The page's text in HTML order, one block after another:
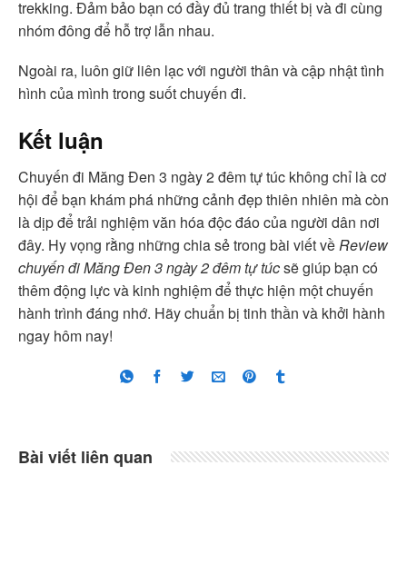
trekking. Đảm bảo bạn có đầy đủ trang thiết bị và đi cùng
nhóm đông để hỗ trợ lẫn nhau.
Ngoài ra, luôn giữ liên lạc với người thân và cập nhật tình
hình của mình trong suốt chuyến đi.
Kết luận
Chuyến đi Măng Đen 3 ngày 2 đêm tự túc không chỉ là cơ
hội để bạn khám phá những cảnh đẹp thiên nhiên mà còn
là dịp để trải nghiệm văn hóa độc đáo của người dân nơi
đây. Hy vọng rằng những chia sẻ trong bài viết vềReview
chuyến đi Măng Đen 3 ngày 2 đêm tự túcsẽ giúp bạn có
thêm động lực và kinh nghiệm để thực hiện một chuyến
hành trình đáng nhớ. Hãy chuẩn bị tinh thần và khởi hành
ngay hôm nay!
Bài viết liên quan